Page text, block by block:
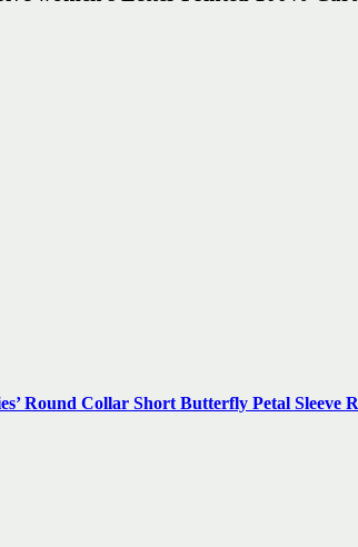
Round Collar Short Butterfly Petal Sleeve